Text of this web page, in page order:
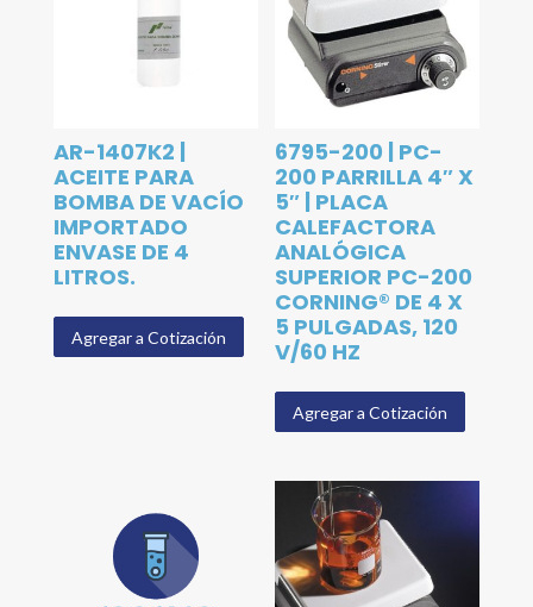
AR-1407K2 |
ACEITE PARA
BOMBA DE VACÍO
IMPORTADO
ENVASE DE 4
LITROS.
Agregar a Cotización
6795-200 | PC-
200 PARRILLA 4″ X
5″ | PLACA
CALEFACTORA
ANALÓGICA
SUPERIOR PC-200
CORNING® DE 4 X
5 PULGADAS, 120
V/60 HZ
Agregar a Cotización